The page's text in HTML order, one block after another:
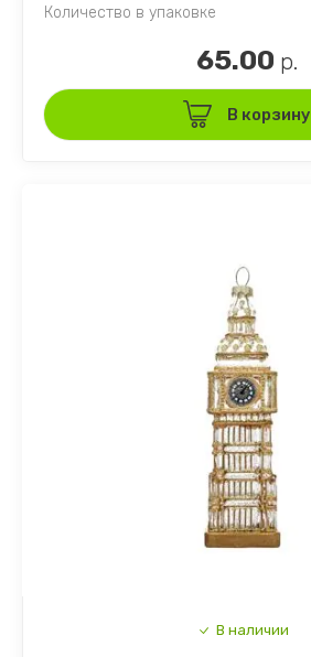
Количество в упаковке
65.00 р.
В корзину
В наличии